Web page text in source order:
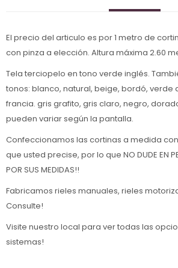
El precio del articulo es por 1 metro de
con pinza a elección. Altura máxima 2.60
Tela terciopelo en tono verde inglés.
tonos: blanco, natural, beige, bordó, verde
francia. gris grafito, gris claro, negro,
pueden variar según la pantalla.
Confeccionamos las cortinas a medida
que usted precise, por lo que NO DUDE EN
POR SUS MEDIDAS!!
Fabricamos rieles manuales, rieles
Consulte!
Visite nuestro local para ver todas las
sistemas!